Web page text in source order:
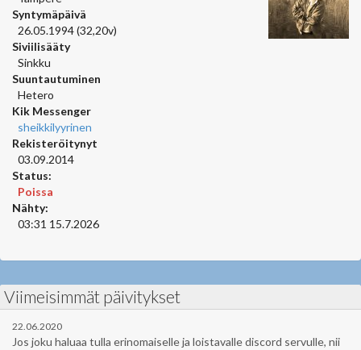
Syntymäpäivä
26.05.1994 (32,20v)
Siviilisääty
Sinkku
Suuntautuminen
Hetero
Kik Messenger
sheikkilyyrinen
Rekisteröitynyt
03.09.2014
Status:
Poissa
Nähty:
03:31 15.7.2026
Viimeisimmät päivitykset
22.06.2020
Jos joku haluaa tulla erinomaiselle ja loistavalle discord servulle, nii